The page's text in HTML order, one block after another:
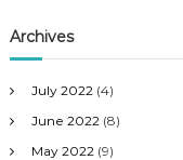
Archives
July 2022 (4)
June 2022 (8)
May 2022 (9)